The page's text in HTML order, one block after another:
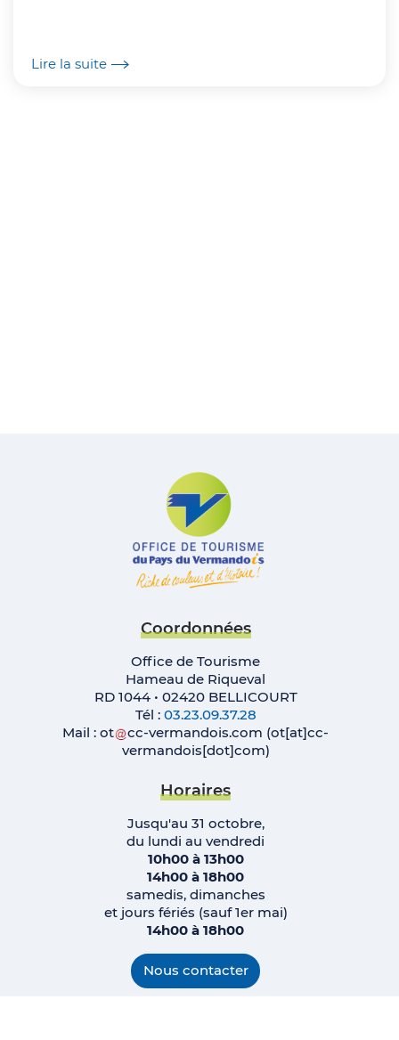
Lire la suite
Coordonnées
Office de Tourisme
Hameau de Riqueval
RD 1044 • 02420 BELLICOURT
Tél : 03.23.09.37.28
Mail :ot cc-vermandois.com (ot[at]cc-
vermandois[dot]com)
Horaires
Jusqu'au 31 octobre,
du lundi au vendredi
10h00 à 13h00
14h00 à 18h00
samedis, dimanches
et jours fériés (sauf 1er mai)
14h00 à 18h00
Nous contacter